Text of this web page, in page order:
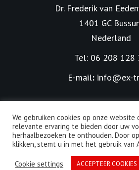
Dr. Frederik van
1401 GC
Nederland
Tel: 06 208 128
E-mail: info@ex-
Alle rechten voorbehouden | ©
door
We gebruiken cookies op onze website
relevante ervaring te bieden door uw
herhaalbezoeken te onthouden. Door
klikken, stemt u in met het gebruik van
Cookie settings ACCEPTEER COOKIES